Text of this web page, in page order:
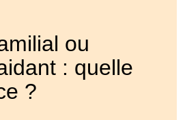
ou
: quelle
?